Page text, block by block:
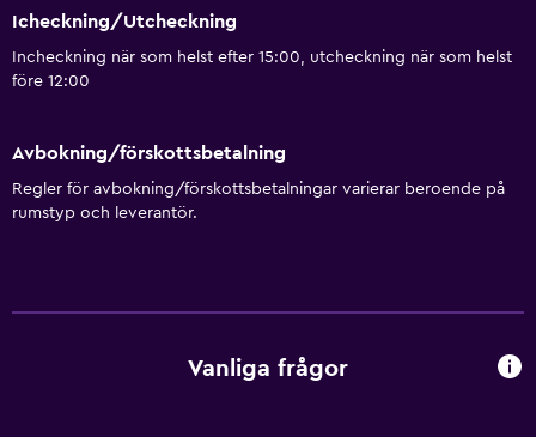
Flygbuss
Transferservice (mot extra avgift)
Tillgänglighet och lämplighet
Hiss
Allergivänligt
Icheckning/Utcheckning
Incheckning när som helst efter 15:00, utcheckning när som helst
före 12:00
Avbokning/förskottsbetalning
Regler för avbokning/förskottsbetalningar varierar beroende på
rumstyp och leverantör.
Vanliga frågor